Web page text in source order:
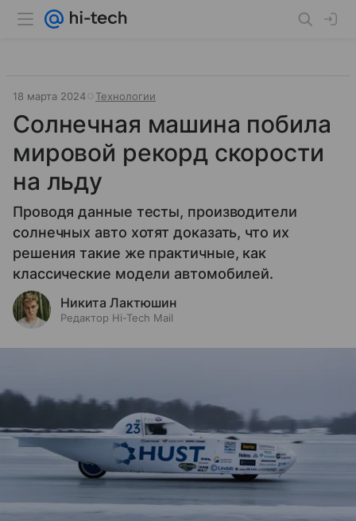
18 марта 2024 Технологии
Солнечная машина побила
мировой рекорд скорости
на льду
Проводя данные тесты, производители
солнечных авто хотят доказать, что их
решения такие же практичные, как
классические модели автомобилей.
Никита Лактюшин
Редактор Hi-Tech Mail